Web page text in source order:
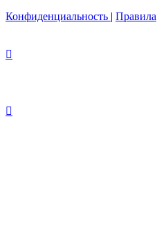
Конфиденциальность
Правила